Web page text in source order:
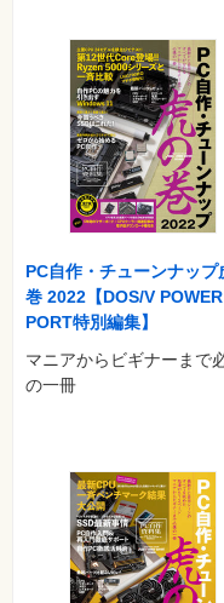
【PC自作テクニック】
変化を続けるPCパーツ
などが満載。
【トレンドPCパーツ
マザーボード、ビデオカ
などのレビュー記事を豊
【PC自作資料集】
【★★特典★★】
PC自作・チューンナップ
巻 2022【DOS/V
PORT特別編集】
マニアからビギナーまで
の一冊